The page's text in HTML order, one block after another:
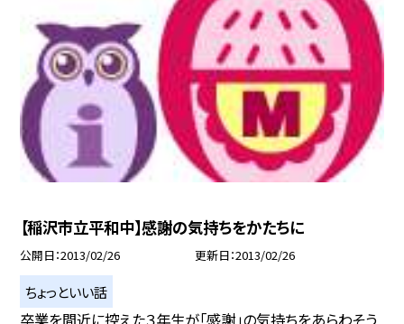
【稲沢市立平和中】感謝の気持ちをかたちに
公開日 2013/02/26 更新日 2013/02/26
ちょっといい話